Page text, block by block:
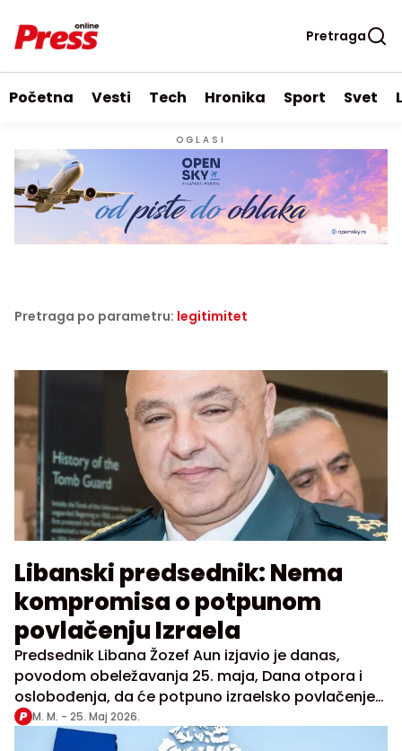
Pretraga
Početna Vesti Tech Hronika Sport Svet
OGLASI
Pretraga po parametru: legitimitet
Libanski predsednik: Nema
kompromisa o potpunom
povlačenju Izraela
Predsednik Libana Žozef Aun izjavio je danas,
povodom obeležavanja 25. maja, Dana otpora i
oslobođenja, da će potpuno izraelsko povlačenje
ostati čvrst nacionalni zahtev
M. M. - 25. Maj 2026.